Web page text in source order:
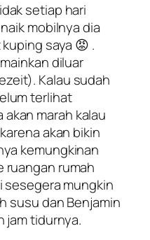
setiap hari
mobilnya dia
saya 😡 .
diluar
). Kalau sudah
terlihat
marah kalau
akan bikin
kemungkinan
ruangan rumah
sesegera mungkin
susu dan Benjamin
jam tidurnya.